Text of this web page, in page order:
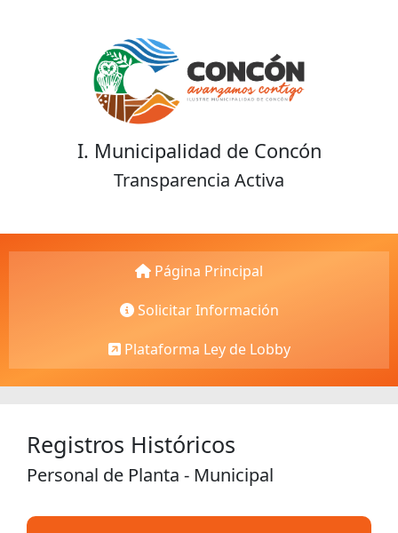
I. Municipalidad de Concón
Transparencia Activa
Página Principal
Solicitar Información
Plataforma Ley de Lobby
Registros Históricos
Personal de Planta - Municipal